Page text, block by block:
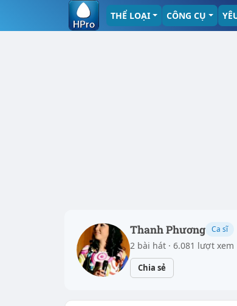
THỂ LOẠI CÔNG CỤ
Thanh Phương Ca sĩ
2 bài hát · 6.081 lượt xem
Chia sẻ